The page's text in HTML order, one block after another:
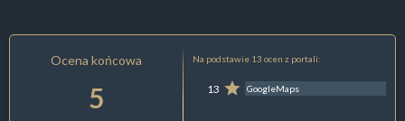
Ocena końcowa
5
Na podstawie 13 ocen z portali:
13 GoogleMaps